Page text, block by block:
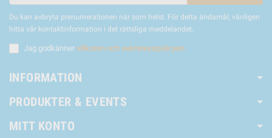
Du kan avbryta prenumerationen när som helst. För detta ändamål, vänligen
hitta vår kontaktinformation i det rättsliga meddelandet.
Jag godkänner villkoren och sekretesspolicyen
INFORMATION
PRODUKTER & EVENTS
MITT KONTO